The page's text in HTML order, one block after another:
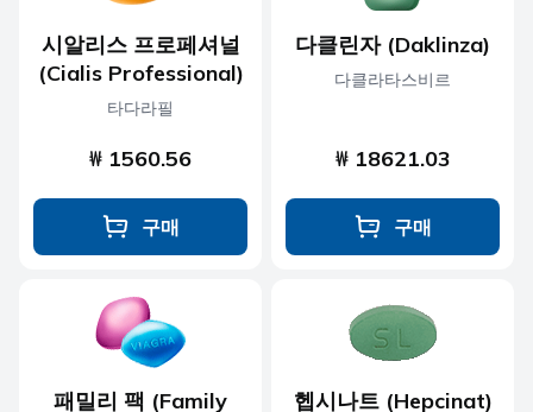
시알리스 프로페셔널
(Cialis Professional)
타다라필
₩ 1560.56
구매
다클린자 (Daklinza)
다클라타스비르
₩ 18621.03
구매
패밀리 팩 (Family 헵시나트 (Hepcinat)